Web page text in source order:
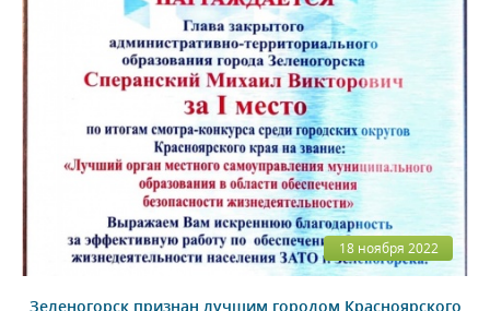
18 ноября 2022
Зеленогорск признан лучшим городом Красноярского